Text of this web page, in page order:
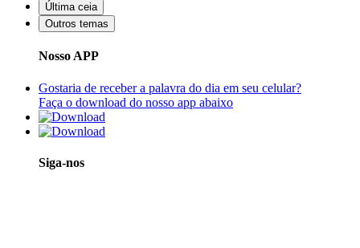
Última ceia
Outros temas
Nosso APP
Gostaria de receber a palavra do dia em seu celular?
Faça o download do nosso app abaixo
Siga-nos